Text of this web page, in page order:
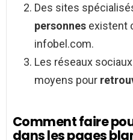
Des sites
personnes existent
infobel.com.
Les réseaux
moyens pour
Comment faire
dans les pages